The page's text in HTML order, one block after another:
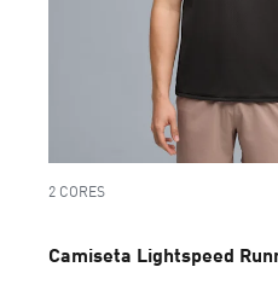
2 CORES
Camiseta Lightspeed